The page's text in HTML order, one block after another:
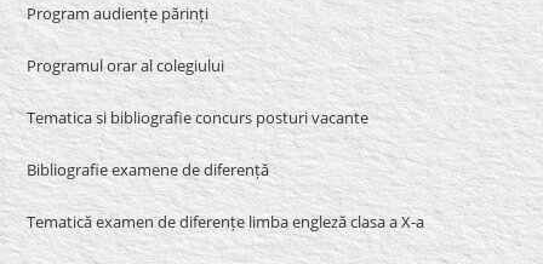
Program audiențe părinți
Programul orar al colegiului
Tematica si bibliografie concurs posturi vacante
Bibliografie examene de diferență
Tematică examen de diferențe limba engleză clasa a X-a